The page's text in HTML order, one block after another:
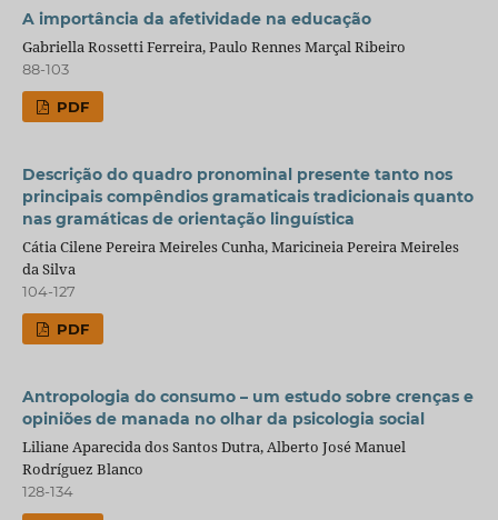
A importância da afetividade na educação
Gabriella Rossetti Ferreira, Paulo Rennes Marçal Ribeiro
88-103
PDF
Descrição do quadro pronominal presente tanto nos
principais compêndios gramaticais tradicionais quanto
nas gramáticas de orientação linguística
Cátia Cilene Pereira Meireles Cunha, Maricineia Pereira Meireles
da Silva
104-127
PDF
Antropologia do consumo – um estudo sobre crenças e
opiniões de manada no olhar da psicologia social
Liliane Aparecida dos Santos Dutra, Alberto José Manuel
Rodríguez Blanco
128-134